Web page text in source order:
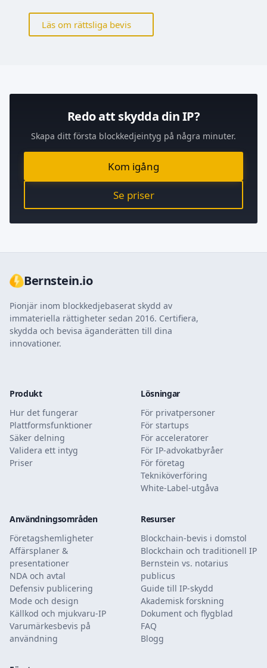
Läs om rättsliga bevis
Redo att skydda din IP?
Skapa ditt första blockkedjeintyg på några minuter.
Kom igång
Se priser
Bernstein.io
Pionjär inom blockkedjebaserat skydd av
immateriella rättigheter sedan 2016. Certifiera,
skydda och bevisa äganderätten till dina
innovationer.
Produkt
Hur det fungerar
Plattformsfunktioner
Säker delning
Validera ett intyg
Priser
Lösningar
För privatpersoner
För startups
För acceleratorer
För IP-advokatbyråer
För företag
Tekniköverföring
White-Label-utgåva
Användningsområden
Företagshemligheter
Affärsplaner &
presentationer
NDA och avtal
Defensiv publicering
Mode och design
Källkod och mjukvaru-IP
Varumärkesbevis på
användning
Resurser
Blockchain-bevis i domstol
Blockchain och traditionell IP
Bernstein vs. notarius
publicus
Guide till IP-skydd
Akademisk forskning
Dokument och flygblad
FAQ
Blogg